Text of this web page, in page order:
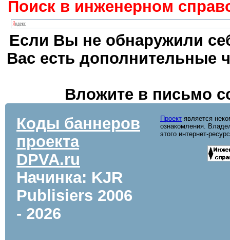
Поиск в инженерном
Если Вы не обнаружили
Вас есть дополнительные
Вложите в письмо
Коды баннеров
проекта
DPVA.ru
Начинка: KJR
Publisiers 2006
- 2026
Проект является
ознакомления.
этого интернет-